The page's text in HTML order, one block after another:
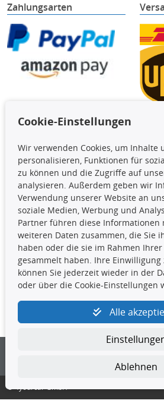
Zahlungsarten
Die hier
insbesondere
dürfen nicht
unterlassen, die Daten oder die
vorherige Zustimmung TecDocs zu
verbreiten und/oder diese
zu lassen. Ein Zuwiderhandeln stellt
Urheberrechtsverletzung dar und
Kontakt
4yourcar GmbH | Avidesweg 1 |
© 4yourcar GmbH
Cookie-Einstellungen
Wir verwenden Cookies, um Inhalte
personalisieren, Funktionen für
zu können und die Zugriffe auf
analysieren. Außerdem geben wir
Verwendung unserer Website an
soziale Medien, Werbung und
Partner führen diese Informationen
weiteren Daten zusammen, die Sie
haben oder die sie im Rahmen
gesammelt haben. Ihre Einwilligung
können Sie jederzeit wieder in der
oder über die Cookie-Einstellungen
Alle
Ablehnen